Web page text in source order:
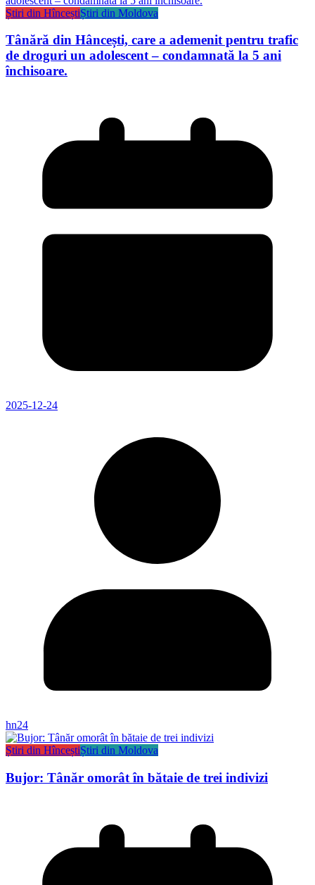
Știri din HînceștiȘtiri din Moldova
Tânără din Hâncești, care a ademenit pentru trafic
de droguri un adolescent – condamnată la 5 ani
închisoare.
2025-12-24
hn24
Știri din HînceștiȘtiri din Moldova
Bujor: Tânăr omorât în bătaie de trei indivizi